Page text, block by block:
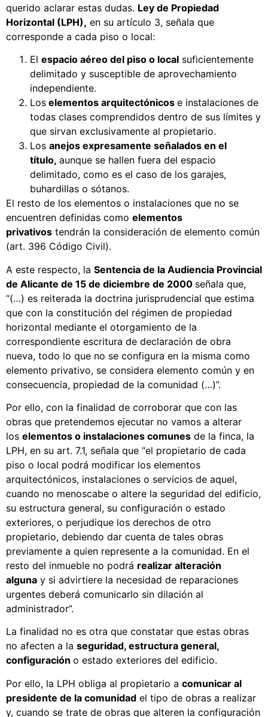
querido aclarar estas dudas. Ley de Propiedad
Horizontal (LPH), en su artículo 3, señala que
corresponde a cada piso o local:
El espacio aéreo del piso o local suficientemente
delimitado y susceptible de aprovechamiento
independiente.
Los elementos arquitectónicos e instalaciones de
todas clases comprendidos dentro de sus límites y
que sirvan exclusivamente al propietario.
Los anejos expresamente señalados en el
título, aunque se hallen fuera del espacio
delimitado, como es el caso de los garajes,
buhardillas o sótanos.
El resto de los elementos o instalaciones que no se
encuentren definidas como elementos
privativos tendrán la consideración de elemento común
(art. 396 Código Civil).
A este respecto, la Sentencia de la Audiencia Provincial
de Alicante de 15 de diciembre de 2000 señala que,
“(…) es reiterada la doctrina jurisprudencial que estima
que con la constitución del régimen de propiedad
horizontal mediante el otorgamiento de la
correspondiente escritura de declaración de obra
nueva, todo lo que no se configura en la misma como
elemento privativo, se considera elemento común y en
consecuencia, propiedad de la comunidad (…)”.
Por ello, con la finalidad de corroborar que con las
obras que pretendemos ejecutar no vamos a alterar
los elementos o instalaciones comunes de la finca, la
LPH, en su art. 7.1, señala que “el propietario de cada
piso o local podrá modificar los elementos
arquitectónicos, instalaciones o servicios de aquel,
cuando no menoscabe o altere la seguridad del edificio,
su estructura general, su configuración o estado
exteriores, o perjudique los derechos de otro
propietario, debiendo dar cuenta de tales obras
previamente a quien represente a la comunidad. En el
resto del inmueble no podrá realizar alteración
alguna y si advirtiere la necesidad de reparaciones
urgentes deberá comunicarlo sin dilación al
administrador”.
La finalidad no es otra que constatar que estas obras
no afecten a la seguridad, estructura general,
configuración o estado exteriores del edificio.
Por ello, la LPH obliga al propietario a comunicar al
presidente de la comunidad el tipo de obras a realizar
y, cuando se trate de obras que alteren la configuración